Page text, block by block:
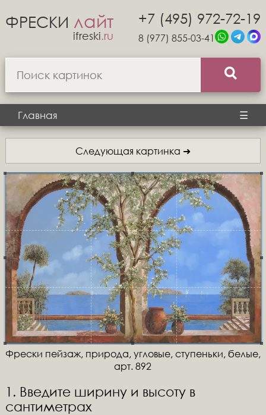
ФРЕСКИ лайт
ifreski.ru
+7 (495) 972-72-19
8 (977) 855-03-41
Главная ☰
Следующая картинка ➜
Фрески пейзаж, природа, угловые, ступеньки, белые,
арт. 892
1. Введите ширину и высоту в
сантиметрах